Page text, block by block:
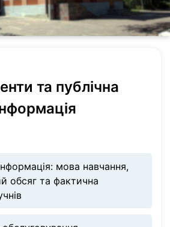
та публічна
мова навчання,
обсяг та фактична